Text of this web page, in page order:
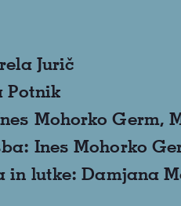
Jurič
Potnik
Mohorko Germ,
Ines Mohorko
in lutke: Damjana